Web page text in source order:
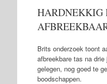
HARDNEKKIG
Brits onderzoek toont
afbreekbare tas na
gelegen, nog goed te
boodschappen.